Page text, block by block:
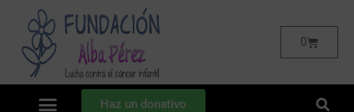
0
Haz un donativo